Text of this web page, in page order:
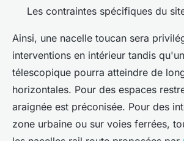
Les contraintes spécifiques du
Ainsi, une nacelle toucan sera
interventions en intérieur tandis
télescopique pourra atteindre de
horizontales. Pour des espaces
araignée est préconisée. Pour des
zone urbaine ou sur voies ferrées,